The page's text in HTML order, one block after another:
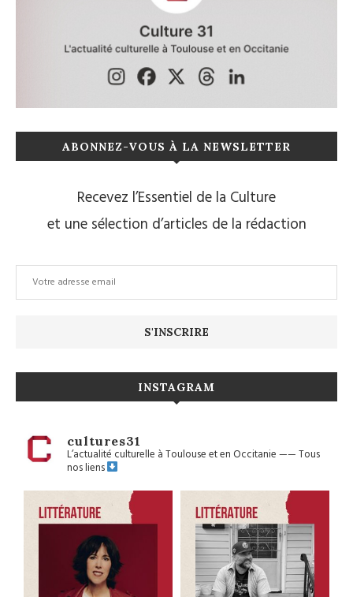
ABONNEZ-VOUS À LA NEWSLETTER
Recevez l’Essentiel de la Culture
et une sélection d’articles de la rédaction
INSTAGRAM
cultures31
L’actualité culturelle à Toulouse et en Occitanie——Tous
nos liens